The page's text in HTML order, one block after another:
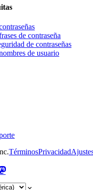
de contraseña
de contraseñas
de usuario
TérminosPrivacidad